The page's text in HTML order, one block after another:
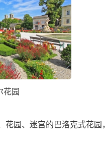
花园
花园、迷宫的巴洛克式花园